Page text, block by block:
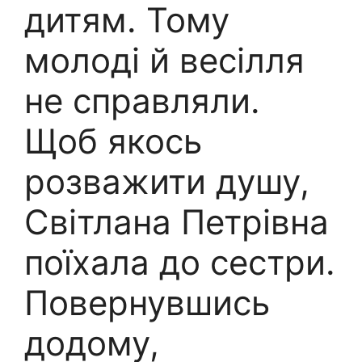
дитям. Тому
молоді й весілля
не справляли.
Щоб якось
розважити душу,
Світлана Петрівна
поїхала до сестри.
Повернувшись
додому,